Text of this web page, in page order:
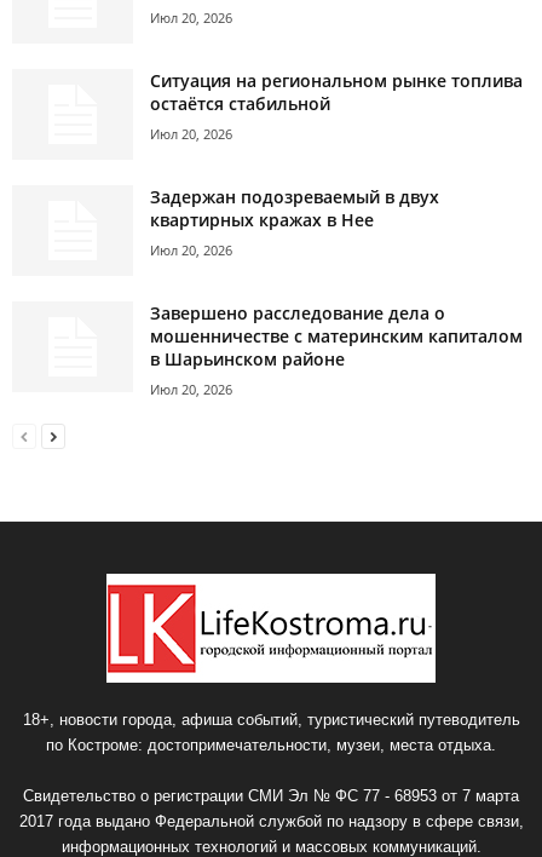
Июл 20, 2026
Ситуация на региональном рынке топлива
остаётся стабильной
Июл 20, 2026
Задержан подозреваемый в двух
квартирных кражах в Нее
Июл 20, 2026
Завершено расследование дела о
мошенничестве с материнским капиталом
в Шарьинском районе
Июл 20, 2026
18+, новости города, афиша событий, туристический путеводитель
по Костроме: достопримечательности, музеи, места отдыха.
Свидетельство о регистрации СМИ Эл № ФС 77 - 68953 от 7 марта
2017 года выдано Федеральной службой по надзору в сфере связи,
информационных технологий и массовых коммуникаций.